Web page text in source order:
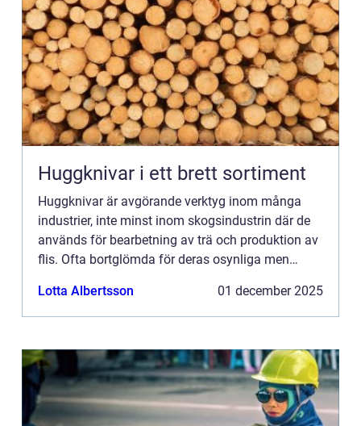
Huggknivar i ett brett sortiment
Huggknivar är avgörande verktyg inom många
industrier, inte minst inom skogsindustrin där de
används för bearbetning av trä och produktion av
flis. Ofta bortglömda för deras osynliga men
Lotta Albertsson 01 december 2025